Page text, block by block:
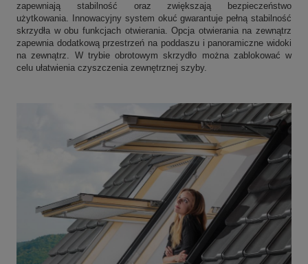
zapewniają stabilność oraz zwiększają bezpieczeństwo
użytkowania. Innowacyjny system okuć gwarantuje pełną stabilność
skrzydła w obu funkcjach otwierania. Opcja otwierania na zewnątrz
zapewnia dodatkową przestrzeń na poddaszu i panoramiczne widoki
na zewnątrz. W trybie obrotowym skrzydło można zablokować w
celu ułatwienia czyszczenia zewnętrznej szyby.